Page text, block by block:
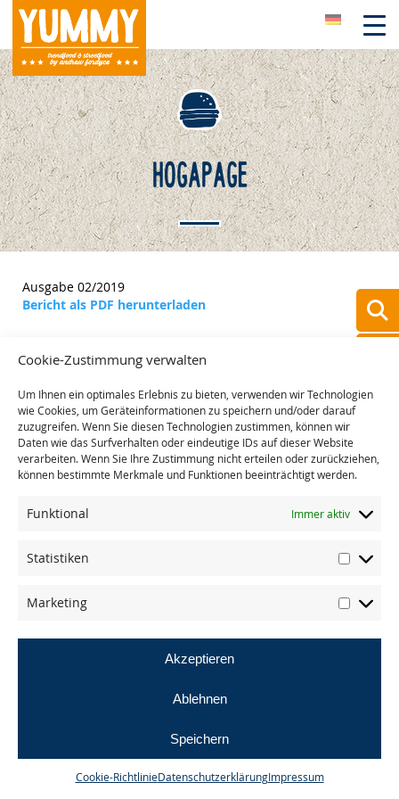
Cookie-Zustimmung verwalten
Um Ihnen ein optimales Erlebnis zu bieten, verwenden wir Technologien
wie Cookies, um Geräteinformationen zu speichern und/oder darauf
zuzugreifen. Wenn Sie diesen Technologien zustimmen, können wir
Daten wie das Surfverhalten oder eindeutige IDs auf dieser Website
verarbeiten. Wenn Sie Ihre Zustimmung nicht erteilen oder zurückziehen,
können bestimmte Merkmale und Funktionen beeinträchtigt werden.
Funktional Immer aktiv
Statistiken
Marketing
Akzeptieren
Ablehnen
Speichern
Cookie-RichtlinieDatenschutzerklärungImpressum
Skip
content
HOGAPAGE
Ausgabe 02/2019
Bericht als PDF herunterladen
« zurück zu allen Presseberichten
Impressum